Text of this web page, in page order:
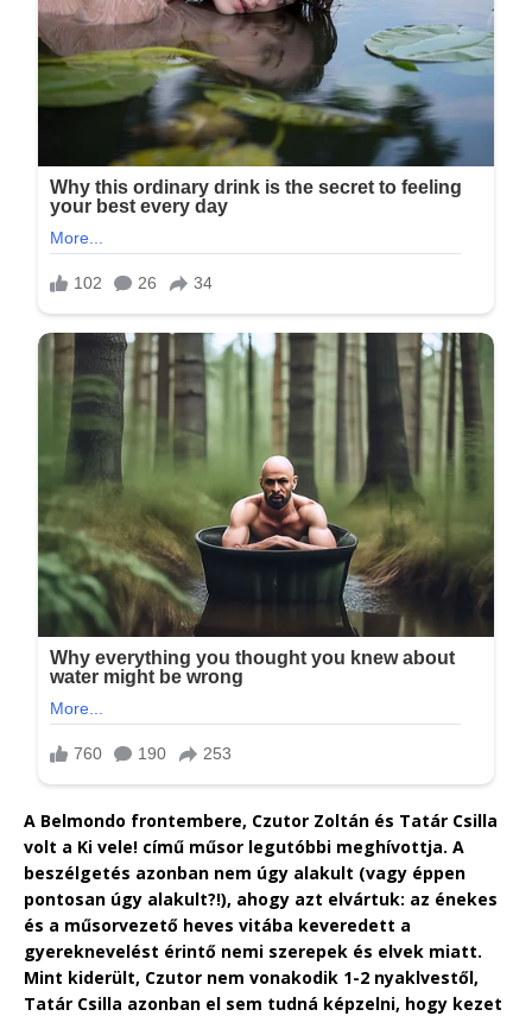
A Belmondo frontembere, Czutor Zoltán és Tatár Csilla
volt a Ki vele! című műsor legutóbbi meghívottja. A
beszélgetés azonban nem úgy alakult (vagy éppen
pontosan úgy alakult?!), ahogy azt elvártuk: az énekes
és a műsorvezető heves vitába keveredett a
gyereknevelést érintő nemi szerepek és elvek miatt.
Mint kiderült, Czutor nem vonakodik 1-2 nyaklvestől,
Tatár Csilla azonban el sem tudná képzelni, hogy kezet